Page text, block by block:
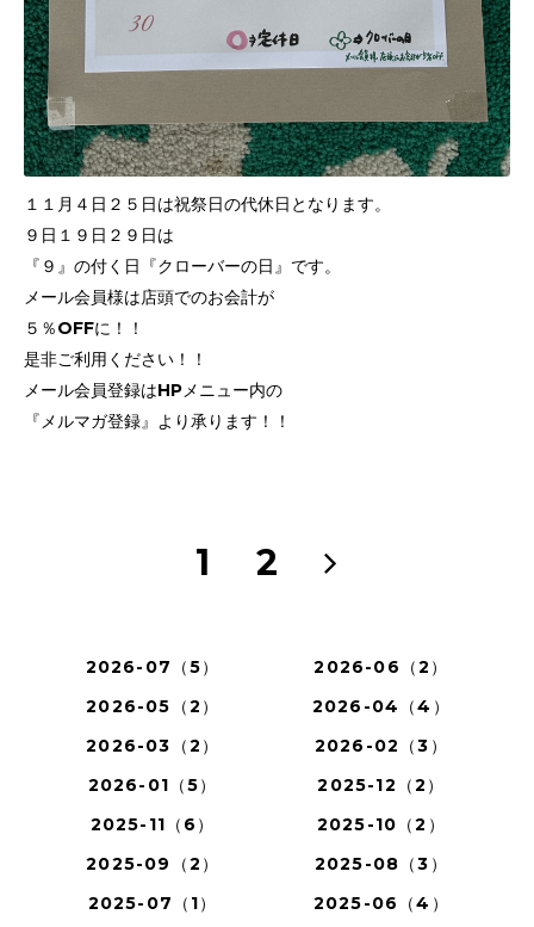
１１月４日２５日は祝祭日の代休日となります。
９日１９日２９日は
『９』の付く日『クローバーの日』です。
メール会員様は店頭でのお会計が
５％OFFに！！
是非ご利用ください！！
メール会員登録はHPメニュー内の
『メルマガ登録』より承ります！！
1 2
2026-07（5）
2026-06（2）
2026-05（2）
2026-04（4）
2026-03（2）
2026-02（3）
2026-01（5）
2025-12（2）
2025-11（6）
2025-10（2）
2025-09（2）
2025-08（3）
2025-07（1）
2025-06（4）